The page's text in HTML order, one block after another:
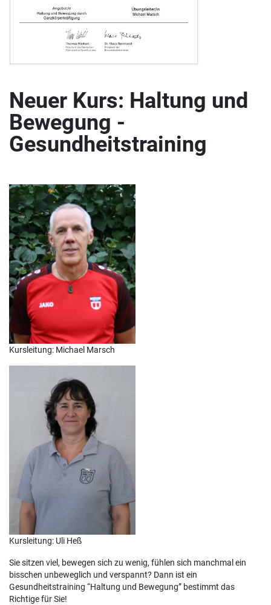
Neuer Kurs: Haltung und
Bewegung -
Gesundheitstraining
Kursleitung: Michael Marsch
Kursleitung: Uli Heß
Sie sitzen viel, bewegen sich zu wenig, fühlen sich manchmal ein
bisschen unbeweglich und verspannt? Dann ist ein
Gesundheitstraining “Haltung und Bewegung” bestimmt das
Richtige für Sie!